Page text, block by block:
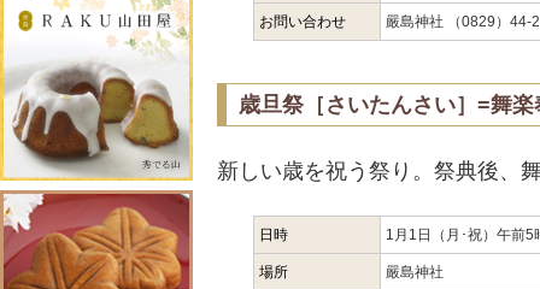
お問い合わせ 嚴島神社 （0829）44-
歳旦祭［さいたんさい］=舞楽
新しい歳を祝う祭り。祭典後、
日時 1月1日（月･祝）午前5
場所 嚴島神社